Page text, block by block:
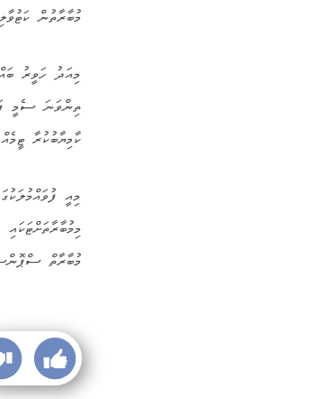
މުބާރާތުން
މިއަދު ހަވީރު
ތިންވަނަ ސެމީ
ކާމިޔާބުކުރާ
މިއީ
މުބާރާތް